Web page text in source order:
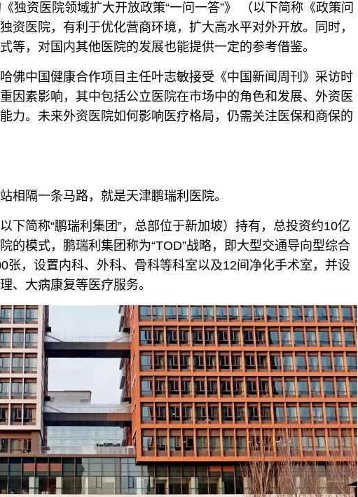
资医院领域扩大开放政策“一问一答”》 （以下简称《政策问
资医院，有利于优化营商环境，扩大高水平对外开放。同时，
等，对国内其他医院的发展也能提供一定的参考借鉴。
中国健康合作项目主任叶志敏接受《中国新闻周刊》采访时
因素影响，其中包括公立医院在市场中的角色和发展、外资医
力。未来外资医院如何影响医疗格局，仍需关注医保和商保的
隔一条马路，就是天津鹏瑞利医院。
简称“鹏瑞利集团”，总部位于新加坡）持有，总投资约10亿
的模式，鹏瑞利集团称为“TOD”战略，即大型交通导向型综合
张，设置内科、外科、骨科等科室以及12间净化手术室，并设
、大病康复等医疗服务。